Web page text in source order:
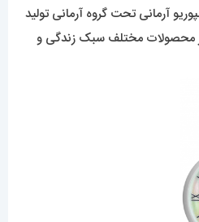
آرمانی تحت گروه آرمانی تولید
محصولات مختلف سبک زندگی و